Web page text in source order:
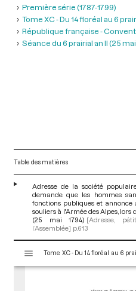
Première série (1787-1799)
Tome XC - Du 14 floréal au 6
République française -
Séance du 6 prairial an II (25 mai
Table des matières
Adresse de la société
demande que les hommes
fonctions publiques et annonce
souliers à l'Armée des Alpes,
(25 mai 1794) [Adresse,
l’Assemblée] p.613
s